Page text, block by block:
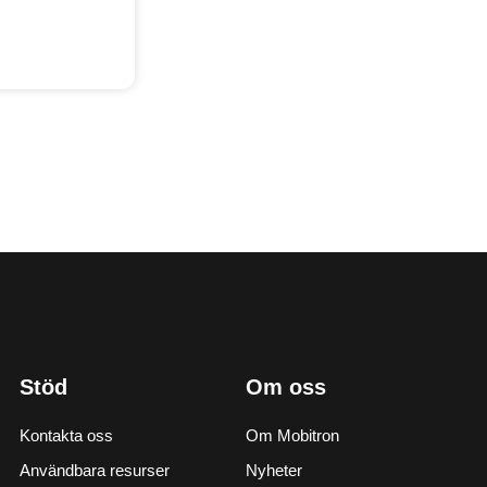
Stöd
Kontakta oss
Användbara resurser
Om oss
Om Mobitron
Nyheter